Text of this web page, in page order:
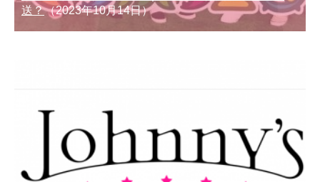
送？（2023年10月14日）